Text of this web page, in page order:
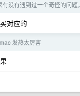
有没有遇到过一个奇怪的问题
对应的
mac 发热太厉害